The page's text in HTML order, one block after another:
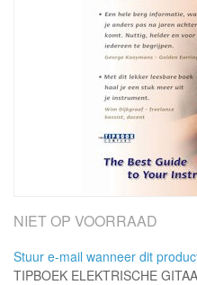
NIET OP VOORRAAD
Stuur e-mail wanneer dit
TIPBOEK ELEKTRISCHE